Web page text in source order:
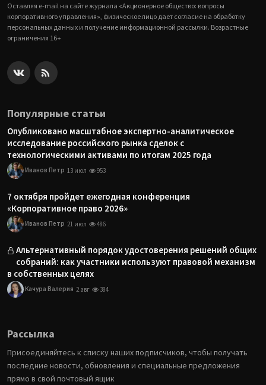
Оставляя e-mail на сайте журнала «Акционерное общество: вопросы
корпоративного управления», физическое лицо дает согласие на обработку
персональных данных и получение информационной рассылки. Возрастные
ограничения 16+
Популярные статьи
Опубликовано масштабное экспертно-аналитическое
исследование российского рынка сделок с
технологическими активами по итогам 2025 года
Иванов Петр 13 июл 953
7 октября пройдет ежегодная конференция
«Корпоративное право 2026»
Иванов Петр 21 июл 486
Альтернативный порядок удостоверения решений общих
собраний: как участники используют правовой механизм
в собственных целях
Качура Валерия 2 авг 384
Рассылка
Присоединяйтесь к списку наших подписчиков, чтобы получать
последние новости, обновления и специальные предложения
прямо в свой почтовый ящик